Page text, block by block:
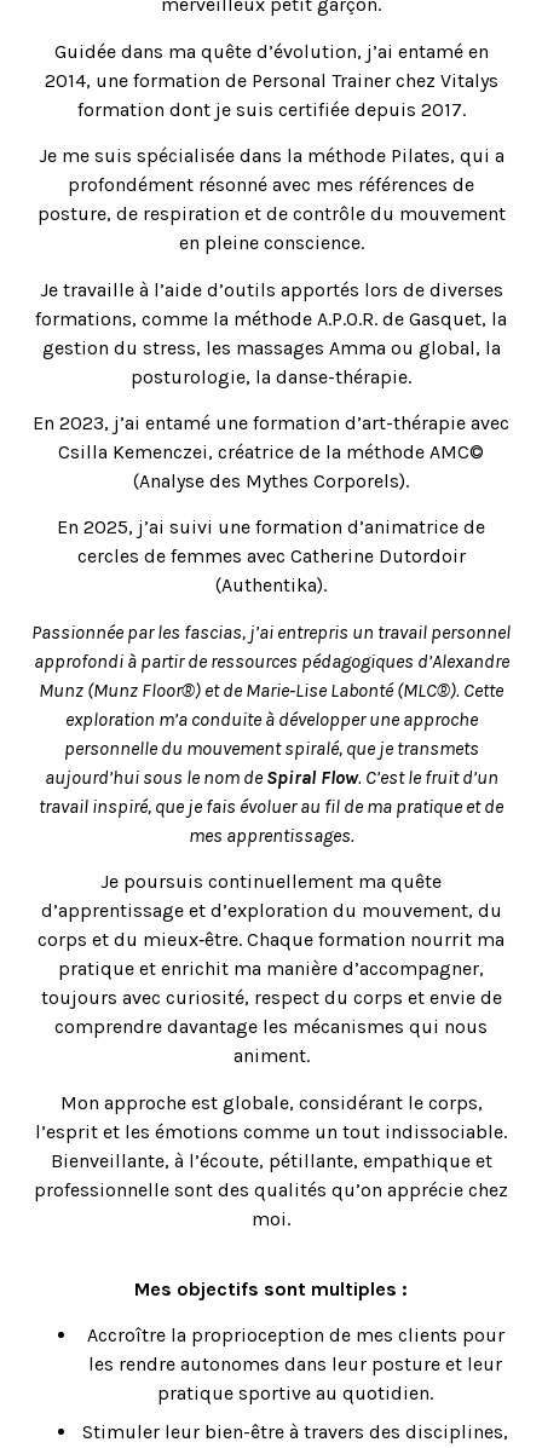
merveilleux petit garçon.
Guidée dans ma quête d’évolution, j’ai entamé en
2014, une formation de Personal Trainer chez Vitalys
formation dont je suis certifiée depuis 2017.
Je me suis spécialisée dans la méthode Pilates, qui a
profondément résonné avec mes références de
posture, de respiration et de contrôle du mouvement
en pleine conscience.
Je travaille à l’aide d’outils apportés lors de diverses
formations, comme la méthode A.P.O.R. de Gasquet, la
gestion du stress, les massages Amma ou global, la
posturologie, la danse-thérapie.
En 2023, j’ai entamé une formation d’art-thérapie avec
Csilla Kemenczei, créatrice de la méthode AMC©
(Analyse des Mythes Corporels).
En 2025, j’ai suivi une formation d’animatrice de
cercles de femmes avec Catherine Dutordoir
(Authentika).
Passionnée par les fascias, j’ai entrepris un travail personnel
approfondi à partir de ressources pédagogiques d’Alexandre
Munz (Munz Floor®) et de Marie‑Lise Labonté (MLC®). Cette
exploration m’a conduite à développer une approche
personnelle du mouvement spiralé, que je transmets
aujourd’hui sous le nom de Spiral Flow. C’est le fruit d’un
travail inspiré, que je fais évoluer au fil de ma pratique et de
mes apprentissages.
Je poursuis continuellement ma quête
d’apprentissage et d’exploration du mouvement, du
corps et du mieux‑être. Chaque formation nourrit ma
pratique et enrichit ma manière d’accompagner,
toujours avec curiosité, respect du corps et envie de
comprendre davantage les mécanismes qui nous
animent.
Mon approche est globale, considérant le corps,
l’esprit et les émotions comme un tout indissociable.
Bienveillante, à l’écoute, pétillante, empathique et
professionnelle sont des qualités qu’on apprécie chez
moi.
Mes objectifs sont multiples :
Accroître la proprioception de mes clients pour
les rendre autonomes dans leur posture et leur
pratique sportive au quotidien.
Stimuler leur bien-être à travers des disciplines,